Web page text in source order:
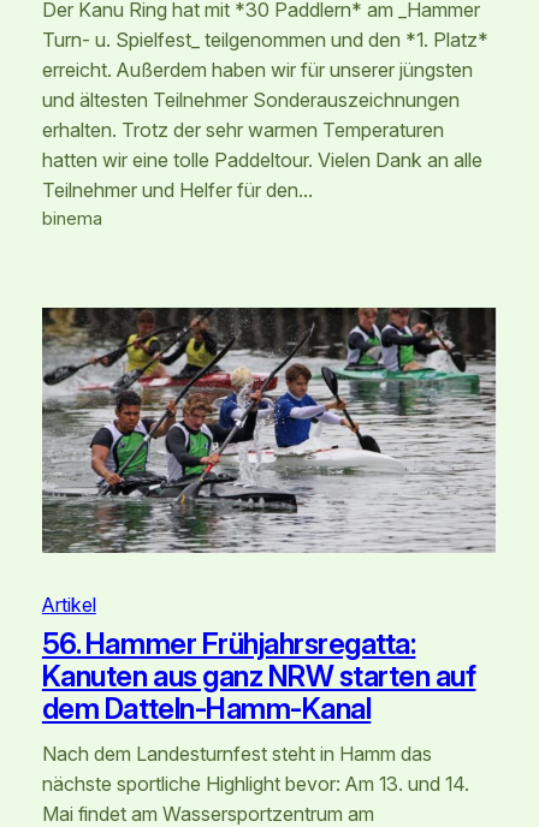
Der Kanu Ring hat mit *30 Paddlern* am _Hammer
Turn- u. Spielfest_ teilgenommen und den *1. Platz*
erreicht. Außerdem haben wir für unserer jüngsten
und ältesten Teilnehmer Sonderauszeichnungen
erhalten. Trotz der sehr warmen Temperaturen
hatten wir eine tolle Paddeltour. Vielen Dank an alle
Teilnehmer und Helfer für den…
binema
Artikel
56. Hammer Frühjahrsregatta:
Kanuten aus ganz NRW starten auf
dem Datteln-Hamm-Kanal
Nach dem Landesturnfest steht in Hamm das
nächste sportliche Highlight bevor: Am 13. und 14.
Mai findet am Wassersportzentrum am